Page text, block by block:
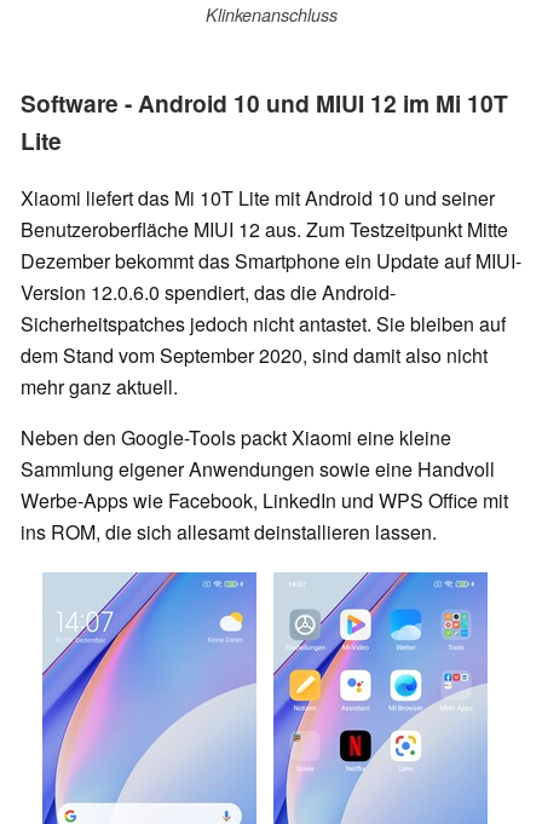
Klinkenanschluss
Software - Android 10 und MIUI 12 im Mi 10T
Lite
Xiaomi liefert das Mi 10T Lite mit Android 10 und seiner
Benutzeroberfläche MIUI 12 aus. Zum Testzeitpunkt Mitte
Dezember bekommt das Smartphone ein Update auf MIUI-
Version 12.0.6.0 spendiert, das die Android-
Sicherheitspatches jedoch nicht antastet. Sie bleiben auf
dem Stand vom September 2020, sind damit also nicht
mehr ganz aktuell.
Neben den Google-Tools packt Xiaomi eine kleine
Sammlung eigener Anwendungen sowie eine Handvoll
Werbe-Apps wie Facebook, LinkedIn und WPS Office mit
ins ROM, die sich allesamt deinstallieren lassen.